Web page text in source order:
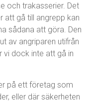
och trakasserier. Det
att gå till angrepp kan
sådana att göra. Den
av angriparen utifrån
vi dock inte att gå in
på ett företag som
eller där säkerheten